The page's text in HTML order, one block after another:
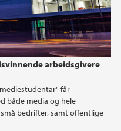
arbeidsgivere
får
både media og hele
bedrifter, samt offentlige